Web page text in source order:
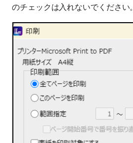
のチェックは入れないでください。